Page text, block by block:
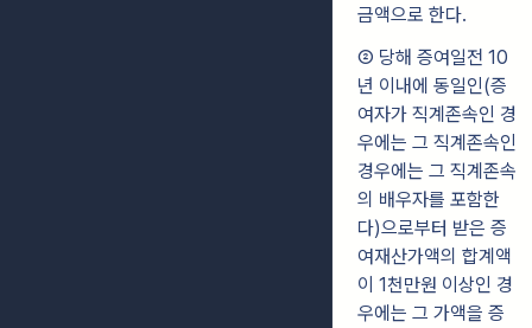
금액으로 한다.
② 당해 증여일전 10
년 이내에 동일인(증
여자가 직계존속인 경
우에는 그 직계존속인
경우에는 그 직계존속
의 배우자를 포함한
다)으로부터 받은 증
여재산가액의 합계액
이 1천만원 이상인 경
우에는 그 가액을 증